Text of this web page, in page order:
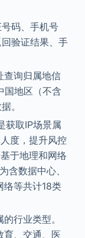
码、手机号
验证结果、手
查询归属地信
国地区（不含
。
获取IP场景属
度，提升风控
于地理和网络
含数据中心、
络等共计18类
行业类型。
育、交通、医